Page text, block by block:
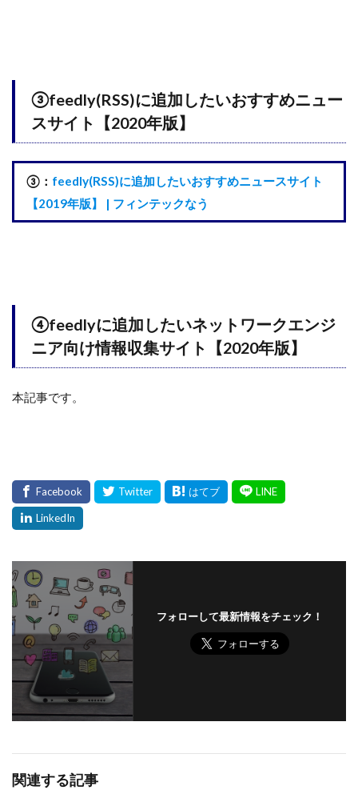
③feedly(RSS)に追加したいおすすめニュー
スサイト【2020年版】
③： feedly(RSS)に追加したいおすすめニュースサイト
【2019年版】 | フィンテックなう
④feedlyに追加したいネットワークエンジ
ニア向け情報収集サイト【2020年版】
本記事です。
フォローして最新情報をチェック！
関連する記事